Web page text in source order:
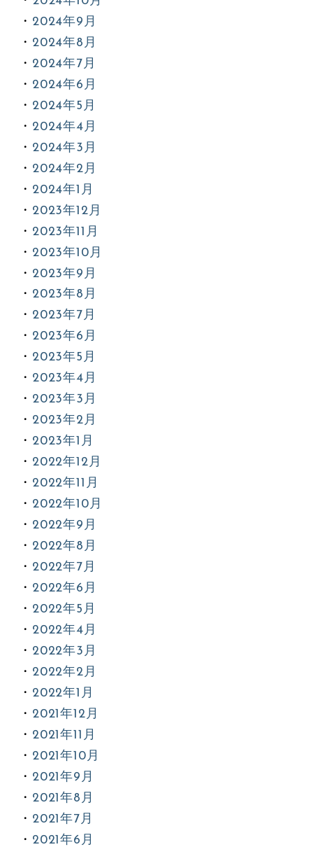
2024年9月
2024年8月
2024年7月
2024年6月
2024年5月
2024年4月
2024年3月
2024年2月
2024年1月
2023年12月
2023年11月
2023年10月
2023年9月
2023年8月
2023年7月
2023年6月
2023年5月
2023年4月
2023年3月
2023年2月
2023年1月
2022年12月
2022年11月
2022年10月
2022年9月
2022年8月
2022年7月
2022年6月
2022年5月
2022年4月
2022年3月
2022年2月
2022年1月
2021年12月
2021年11月
2021年10月
2021年9月
2021年8月
2021年7月
2021年6月